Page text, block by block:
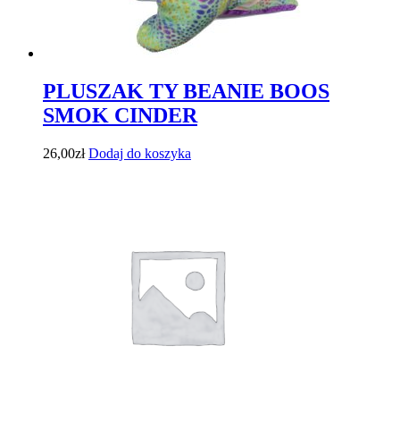
PLUSZAK TY BEANIE BOOS
SMOK CINDER
26,00zł Dodaj do koszyka